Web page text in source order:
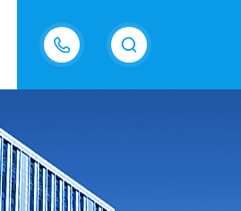
15811484101